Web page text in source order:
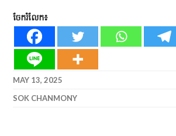
ចែករំលែក៖
MAY 13, 2025
SOK CHANMONY